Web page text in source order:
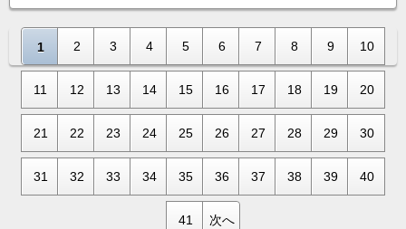
1 2 3 4 5 6 7 8 9 10
11 12 13 14 15 16 17 18 19 20
21 22 23 24 25 26 27 28 29 30
31 32 33 34 35 36 37 38 39 40
41 次へ